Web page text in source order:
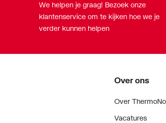
We helpen je graag! Bezoek onze
klantenservice om te kijken hoe we je
verder kunnen helpen
Over ons
Over
Vacatures